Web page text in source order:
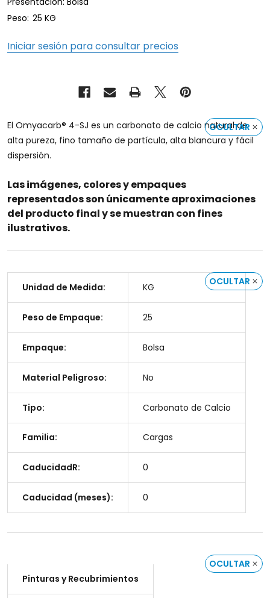
Peso: 25 KG
Iniciar sesión para consultar precios
OCULTAR
El Omyacarb® 4-SJ es un carbonato de calcio natural de
alta pureza, fino tamaño de partícula, alta blancura y fácil
dispersión.
Las imágenes, colores y empaques
representados son únicamente aproximaciones
del producto final y se muestran con fines
ilustrativos.
OCULTAR
Unidad de Medida: KG
Peso de Empaque: 25
Empaque: Bolsa
Material Peligroso: No
Tipo: Carbonato de Calcio
Familia: Cargas
CaducidadR: 0
Caducidad (meses): 0
OCULTAR
Pinturas y Recubrimientos